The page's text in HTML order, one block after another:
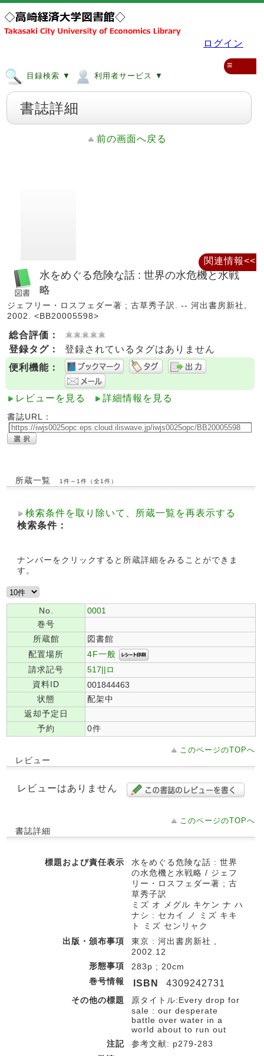
ログイン
目録検索 ▼ 利用者サービス ▼
≡
書誌詳細
前の画面へ戻る
水をめぐる危険な話 : 世界の水危機と水戦
略
ジェフリー・ロスフェダー著 ; 古草秀子訳. -- 河出書房新社,
2002. <BB20005598>
総合評価：
登録タグ：
登録されているタグはありません
便利機能：
レビューを見る 詳細情報を見る
書誌URL：
所蔵一覧 1件～1件（全1件）
検索条件を取り除いて、所蔵一覧を再表示する
検索条件：
ナンバーをクリックすると所蔵詳細をみることができま
す。
No.
0001
巻号
所蔵館
図書館
配置場所
4F一般
請求記号
517||ロ
資料ID
001844463
状態
配架中
返却予定日
予約
0件
このページのTOPへ
レビュー
レビューはありません
このページのTOPへ
書誌詳細
標題および責任表示
水をめぐる危険な話 : 世界
の水危機と水戦略 / ジェフ
リー・ロスフェダー著 ; 古
草秀子訳
ミズ オ メグル キケン ナ ハ
ナシ : セカイ ノ ミズ キキ
ト ミズ センリャク
出版・頒布事項
東京 : 河出書房新社 ,
2002.12
形態事項
283p ; 20cm
巻号情報
ISBN 4309242731
その他の標題
原タイトル:Every drop for
sale : our desperate
battle over water in a
world about to run out
注記
参考文献: p279-283
関連情報<<